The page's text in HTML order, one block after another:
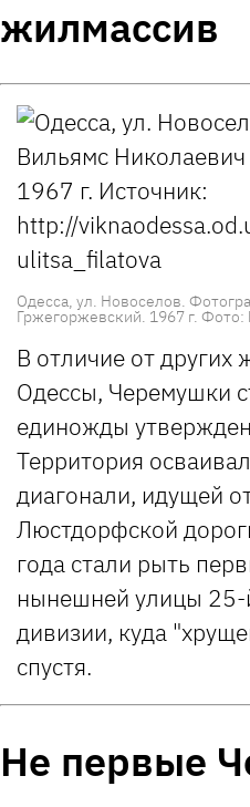
жилмассив
Одесса, ул. Новоселов.
Гржегоржевский. 1967 г.
В отличие от других
Одессы, Черемушки
единожды
Территория
диагонали, идущей
Люстдорфской
года стали рыть
нынешней улицы 25-
дивизии, куда
спустя.
Не первые